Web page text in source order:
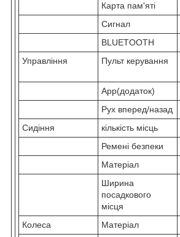
Карта пам'яті
Сигнал
BLUETOOTH
Управління
Пульт керування
App(додаток)
Рух вперед/назад
Сидіння
кількість місць
Ремені безпеки
Матеріал
Ширина
посадкового
місця
Колеса Матеріал